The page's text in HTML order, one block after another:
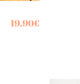
19,90€